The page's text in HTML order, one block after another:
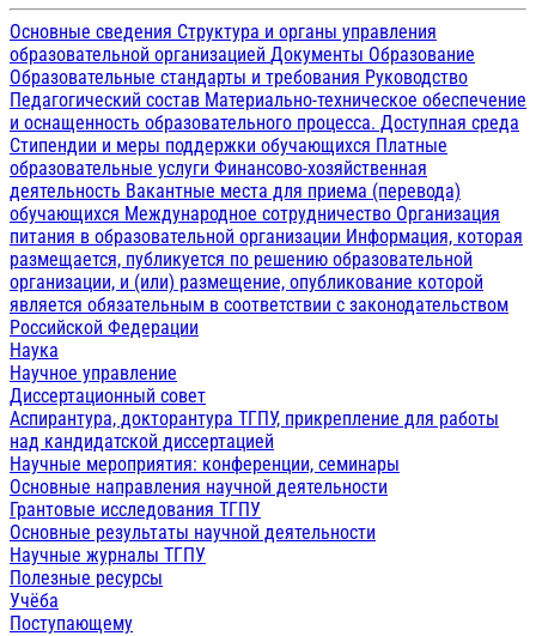
Основные сведения Структура и органы управления
образовательной организацией Документы Образование
Образовательные стандарты и требования Руководство
Педагогический состав Материально-техническое обеспечение
и оснащенность образовательного процесса. Доступная среда
Стипендии и меры поддержки обучающихся Платные
образовательные услуги Финансово-хозяйственная
деятельность Вакантные места для приема (перевода)
обучающихся Международное сотрудничество Организация
питания в образовательной организации Информация, которая
размещается, публикуется по решению образовательной
организации, и (или) размещение, опубликование которой
является обязательным в соответствии с законодательством
Российской Федерации
Наука
Научное управление
Диссертационный совет
Аспирантура, докторантура ТГПУ, прикрепление для работы
над кандидатской диссертацией
Научные мероприятия: конференции, семинары
Основные направления научной деятельности
Грантовые исследования ТГПУ
Основные результаты научной деятельности
Научные журналы ТГПУ
Полезные ресурсы
Учёба
Поступающему